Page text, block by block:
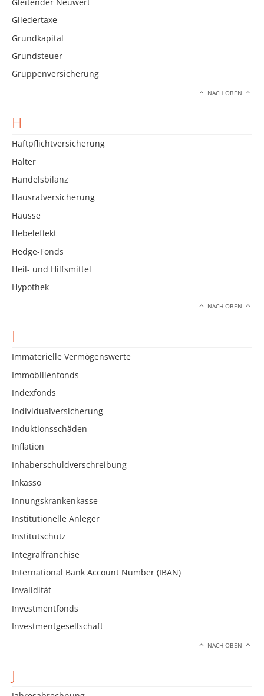
Gliedertaxe
Grundkapital
Grundsteuer
Gruppenversicherung
NACH OBEN
H
Haftpflichtversicherung
Halter
Handelsbilanz
Hausratversicherung
Hausse
Hebeleffekt
Hedge-Fonds
Heil- und Hilfsmittel
Hypothek
NACH OBEN
I
Immaterielle Vermögenswerte
Immobilienfonds
Indexfonds
Individualversicherung
Induktionsschäden
Inflation
Inhaberschuldverschreibung
Inkasso
Innungskrankenkasse
Institutionelle Anleger
Institutschutz
Integralfranchise
International Bank Account Number (IBAN)
Invalidität
Investmentfonds
Investmentgesellschaft
NACH OBEN
J